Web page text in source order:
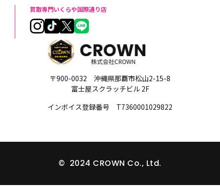
〒900-0032 沖縄県那覇市松山2-15-8
富士屋スクラッチビル 2F
インボイス登録番号 T7360001029822
買取専門いくらや国際通り店
© 2024 CROWN Co., Ltd.